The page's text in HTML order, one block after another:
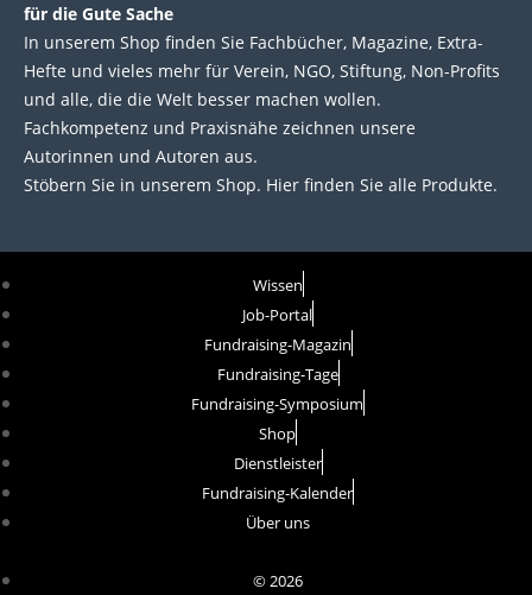
für die Gute Sache
In unserem Shop finden Sie Fachbücher, Magazine, Extra-
Hefte und vieles mehr für Verein, NGO, Stiftung, Non-Profits
und alle, die die Welt besser machen wollen.
Fachkompetenz und Praxisnähe zeichnen unsere
Autorinnen und Autoren aus.
Stöbern Sie in unserem Shop. Hier finden Sie alle Produkte.
Wissen
Job-Portal
Fundraising-Magazin
Fundraising-Tage
Fundraising-Symposium
Shop
Dienstleister
Fundraising-Kalender
Über uns
© 2026